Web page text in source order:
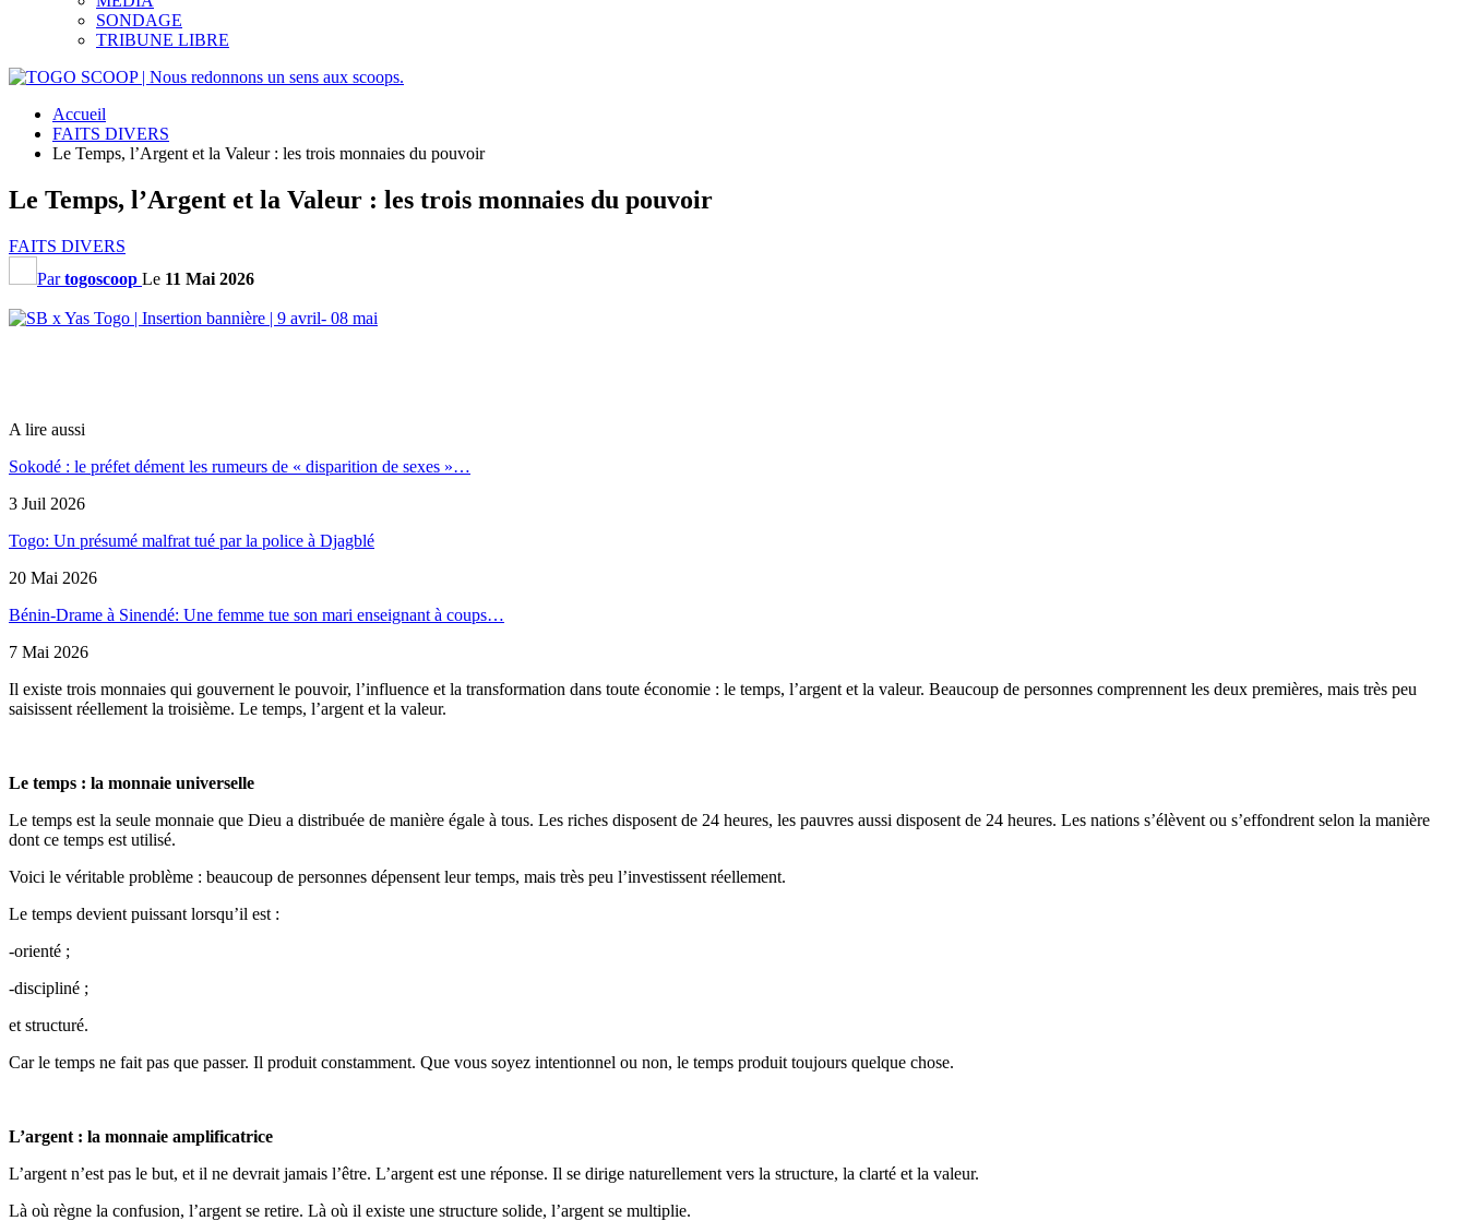
SONDAGE
TRIBUNE LIBRE
Accueil
FAITS DIVERS
Le Temps, l’Argent et la Valeur : les trois monnaies du pouvoir
Le Temps, l’Argent et la Valeur : les trois monnaies du pouvoir
FAITS DIVERS
Partogoscoop Le 11 Mai 2026
A lire aussi
Sokodé : le préfet dément les rumeurs de « disparition de sexes »…
3 Juil 2026
Togo: Un présumé malfrat tué par la police à Djagblé
20 Mai 2026
Bénin-Drame à Sinendé: Une femme tue son mari enseignant à coups…
7 Mai 2026
Il existe trois monnaies qui gouvernent le pouvoir, l’influence et la transformation dans toute économie : le temps, l’argent et la valeur. Beaucoup de personnes comprennent les deux premières, mais très peu
saisissent réellement la troisième. Le temps, l’argent et la valeur.
Le temps : la monnaie universelle
Le temps est la seule monnaie que Dieu a distribuée de manière égale à tous. Les riches disposent de 24 heures, les pauvres aussi disposent de 24 heures. Les nations s’élèvent ou s’effondrent selon la manière
dont ce temps est utilisé.
Voici le véritable problème : beaucoup de personnes dépensent leur temps, mais très peu l’investissent réellement.
Le temps devient puissant lorsqu’il est :
-orienté ;
-discipliné ;
et structuré.
Car le temps ne fait pas que passer. Il produit constamment. Que vous soyez intentionnel ou non, le temps produit toujours quelque chose.
L’argent : la monnaie amplificatrice
L’argent n’est pas le but, et il ne devrait jamais l’être. L’argent est une réponse. Il se dirige naturellement vers la structure, la clarté et la valeur.
Là où règne la confusion, l’argent se retire. Là où il existe une structure solide, l’argent se multiplie.